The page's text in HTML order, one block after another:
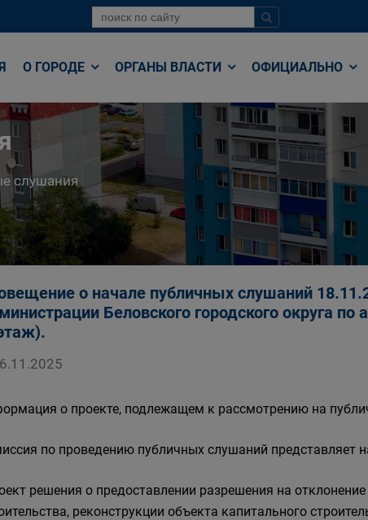
О ГОРОДЕ ОРГАНЫ ВЛАСТИ ОФИЦИАЛЬНО
слушания
о начале публичных слушаний
Беловского городского округа по
о проекте, подлежащем к рассмотрению на
по проведению публичных слушаний представляет
решения о предоставлении разрешения на
реконструкции объекта капитального